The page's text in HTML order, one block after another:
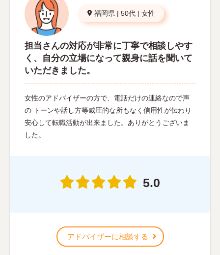
福岡県 | 50代 | 女性
担当さんの対応が非常に丁寧で相談しやす
く、自分の立場になって親身に話を聞いて
いただきました。
女性のアドバイザーの方で、電話だけの連絡なので声
の トーンや話し方等威圧的な所もなく信用性が伝わり
安心して転職活動が出来ました。ありがとうございま
した。
5.0
アドバイザーに相談する